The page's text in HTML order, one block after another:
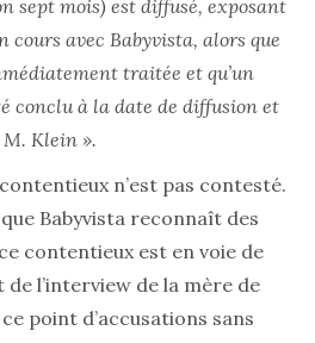
sept mois) est diffusé, exposant
cours avec Babyvista, alors que
traitée et qu’un
conclu à la date de diffusion et
Klein ».
n’est pas contesté.
Babyvista reconnaît des
contentieux est en voie de
l’interview de la mère de
point d’accusations sans